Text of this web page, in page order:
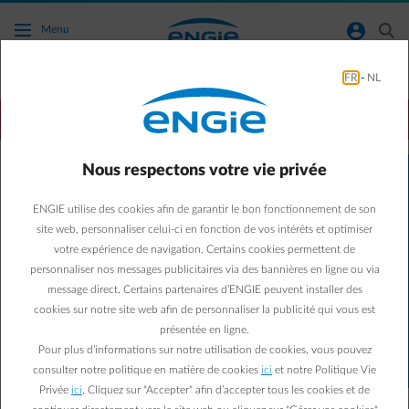
Accéder au contenu principal
Menu normal-account-circle search
Produit de l’Année 2026
Économisez facilement avec les
nouvelles heures
SUPER-CREUSES d’Empower
Flextime !
Calculez mon prix
FR - NL
Nous respectons votre vie privée
ENGIE utilise des cookies afin de garantir le bon fonctionnement de son
site web, personnaliser celui-ci en fonction de vos intérêts et optimiser
votre expérience de navigation. Certains cookies permettent de
personnaliser nos messages publicitaires via des bannières en ligne ou via
message direct. Certains partenaires d’ENGIE peuvent installer des
cookies sur notre site web afin de personnaliser la publicité qui vous est
présentée en ligne.
Pour plus d’informations sur notre utilisation de cookies, vous pouvez
consulter notre politique en matière de cookies ici et notre Politique Vie
Privée ici . Cliquez sur "Accepter" afin d’accepter tous les cookies et de